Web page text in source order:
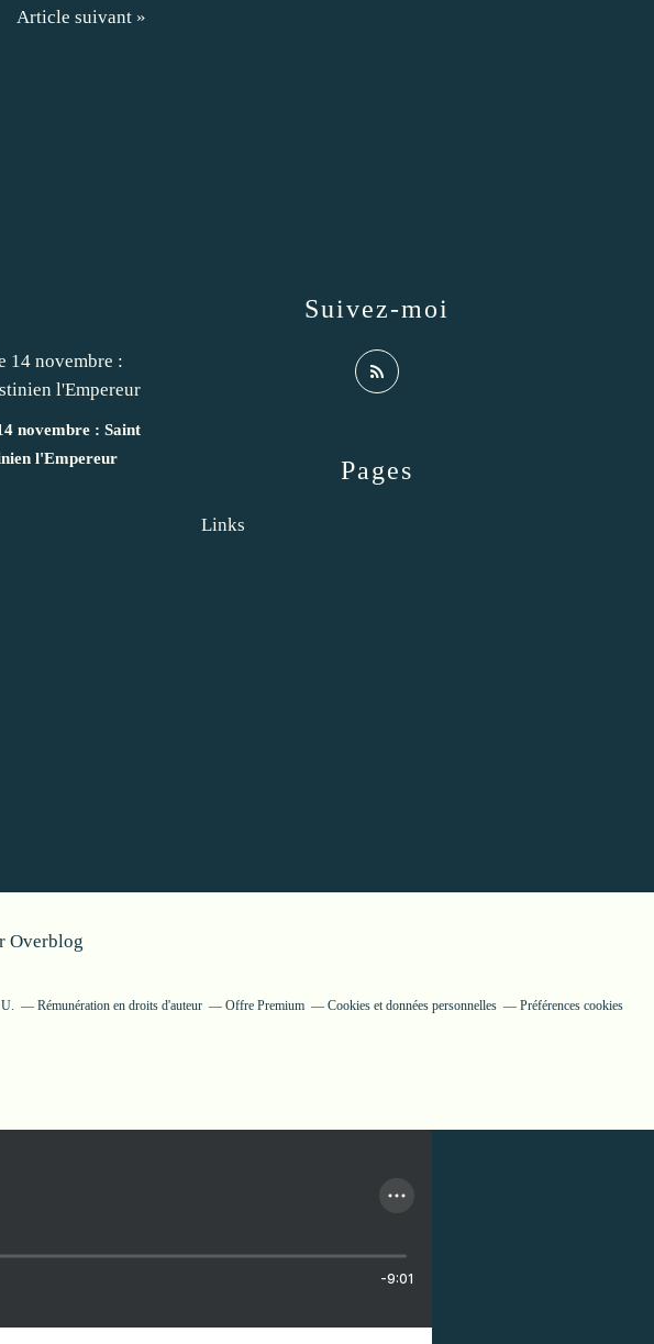
Article suivant »
novembre : Saint
l'Empereur
Pages
Links
Suivez-moi
Overblog
Rémunération en droits d'auteur Offre Premium Cookies et données personnelles Préférences cookies
-9:01